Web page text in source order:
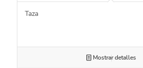
Taza
Mostrar detalles